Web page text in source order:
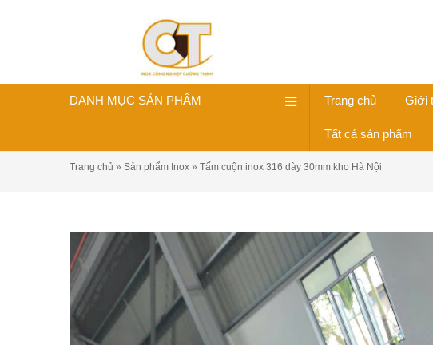
DANH MỤC SẢN PHẨM Trang chủ Giới
Tất cả sản phẩm
Trang chủ » Sản phẩm Inox » Tấm cuộn inox 316 dày 30mm kho Hà Nội